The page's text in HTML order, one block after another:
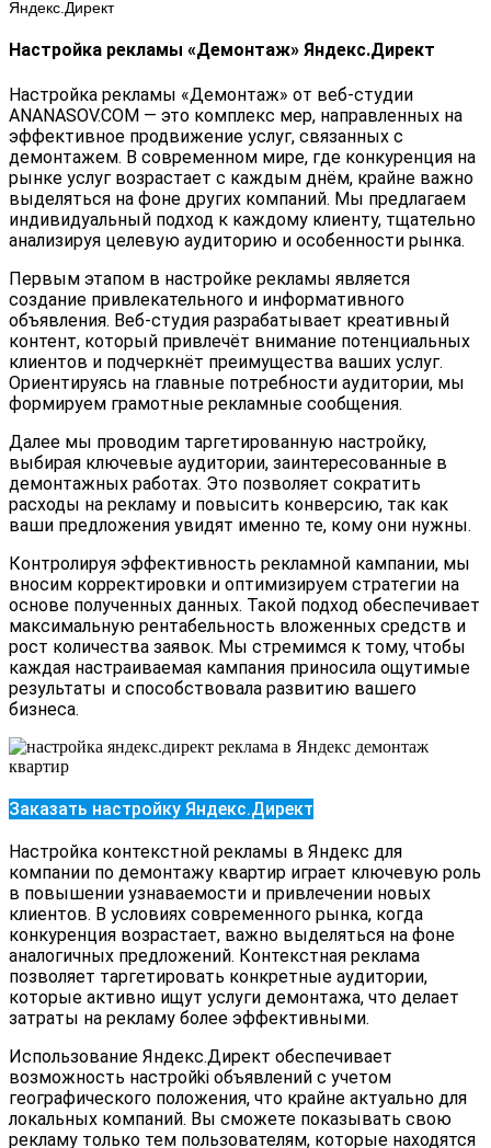
Яндекс.Директ
Настройка рекламы «Демонтаж» Яндекс.Директ
Настройка рекламы «Демонтаж» от веб-студии
ANANASOV.COM — это комплекс мер, направленных на
эффективное продвижение услуг, связанных с
демонтажем. В современном мире, где конкуренция на
рынке услуг возрастает с каждым днём, крайне важно
выделяться на фоне других компаний. Мы предлагаем
индивидуальный подход к каждому клиенту, тщательно
анализируя целевую аудиторию и особенности рынка.
Первым этапом в настройке рекламы является
создание привлекательного и информативного
объявления. Веб-студия разрабатывает креативный
контент, который привлечёт внимание потенциальных
клиентов и подчеркнёт преимущества ваших услуг.
Ориентируясь на главные потребности аудитории, мы
формируем грамотные рекламные сообщения.
Далее мы проводим таргетированную настройку,
выбирая ключевые аудитории, заинтересованные в
демонтажных работах. Это позволяет сократить
расходы на рекламу и повысить конверсию, так как
ваши предложения увидят именно те, кому они нужны.
Контролируя эффективность рекламной кампании, мы
вносим корректировки и оптимизируем стратегии на
основе полученных данных. Такой подход обеспечивает
максимальную рентабельность вложенных средств и
рост количества заявок. Мы стремимся к тому, чтобы
каждая настраиваемая кампания приносила ощутимые
результаты и способствовала развитию вашего
бизнеса.
Заказать настройку Яндекс.Директ
Настройка контекстной рекламы в Яндекс для
компании по демонтажу квартир играет ключевую роль
в повышении узнаваемости и привлечении новых
клиентов. В условиях современного рынка, когда
конкуренция возрастает, важно выделяться на фоне
аналогичных предложений. Контекстная реклама
позволяет таргетировать конкретные аудитории,
которые активно ищут услуги демонтажа, что делает
затраты на рекламу более эффективными.
Использование Яндекс.Директ обеспечивает
возможность настройki объявлений с учетом
географического положения, что крайне актуально для
локальных компаний. Вы сможете показывать свою
рекламу только тем пользователям, которые находятся